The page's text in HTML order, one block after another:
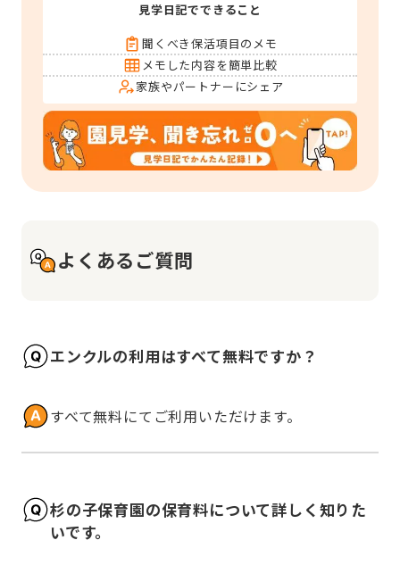
見学日記でできること
聞くべき保活項目のメモ
メモした内容を簡単比較
家族やパートナーにシェア
よくあるご質問
エンクルの利用はすべて無料ですか？
すべて無料にてご利用いただけます。
杉の子保育園の保育料について詳しく知りた
いです。